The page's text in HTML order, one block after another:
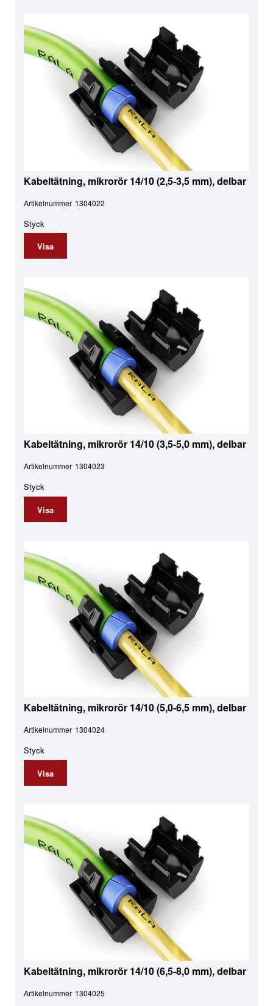
Kabeltätning, mikrorör 14/10 (2,5-3,5 mm), delbar
Artikelnummer 1304022
Styck
Visa
Kabeltätning, mikrorör 14/10 (3,5-5,0 mm), delbar
Artikelnummer 1304023
Styck
Visa
Kabeltätning, mikrorör 14/10 (5,0-6,5 mm), delbar
Artikelnummer 1304024
Styck
Visa
Kabeltätning, mikrorör 14/10 (6,5-8,0 mm), delbar
Artikelnummer 1304025